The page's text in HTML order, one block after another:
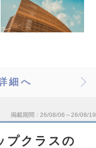
細へ
掲載期間 26/08/06～26/08/19
プクラスの